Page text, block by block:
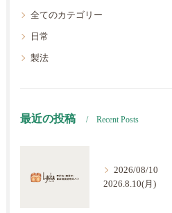
全てのカテゴリー
日常
製法
最近の投稿 Recent Posts
2026/08/10
2026.8.10(月)